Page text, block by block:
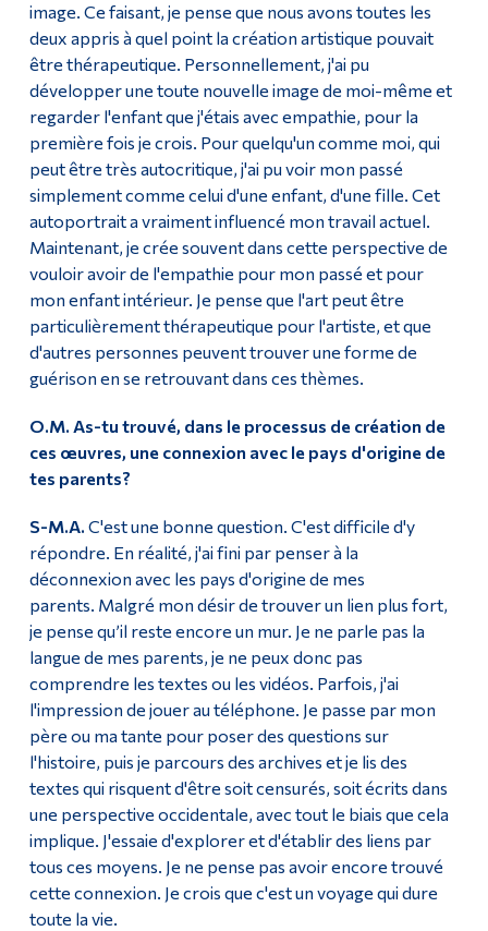
image. Ce faisant, je pense que nous avons toutes les
deux appris à quel point la création artistique pouvait
être thérapeutique. Personnellement, j'ai pu
développer une toute nouvelle image de moi-même et
regarder l'enfant que j'étais avec empathie, pour la
première fois je crois. Pour quelqu'un comme moi, qui
peut être très autocritique, j'ai pu voir mon passé
simplement comme celui d'une enfant, d'une fille. Cet
autoportrait a vraiment influencé mon travail actuel.
Maintenant, je crée souvent dans cette perspective de
vouloir avoir de l'empathie pour mon passé et pour
mon enfant intérieur. Je pense que l'art peut être
particulièrement thérapeutique pour l'artiste, et que
d'autres personnes peuvent trouver une forme de
guérison en se retrouvant dans ces thèmes.
O.M. As-tu trouvé, dans le processus de création de
ces œuvres, une connexion avec le pays d'origine de
tes parents?
S-M.A. C'est une bonne question. C'est difficile d'y
répondre. En réalité, j'ai fini par penser à la
déconnexion avec les pays d'origine de mes
parents. Malgré mon désir de trouver un lien plus fort,
je pense qu’il reste encore un mur. Je ne parle pas la
langue de mes parents, je ne peux donc pas
comprendre les textes ou les vidéos. Parfois, j'ai
l'impression de jouer au téléphone. Je passe par mon
père ou ma tante pour poser des questions sur
l'histoire, puis je parcours des archives et je lis des
textes qui risquent d'être soit censurés, soit écrits dans
une perspective occidentale, avec tout le biais que cela
implique. J'essaie d'explorer et d'établir des liens par
tous ces moyens. Je ne pense pas avoir encore trouvé
cette connexion. Je crois que c'est un voyage qui dure
toute la vie.